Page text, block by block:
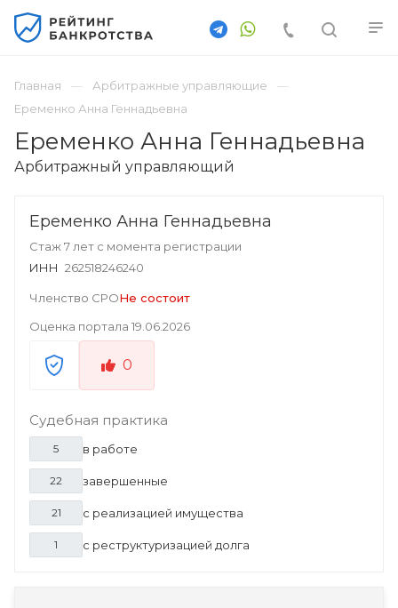
Главная
Арбитражные управляющие
Еременко Анна Геннадьевна
Еременко Анна Геннадьевна
Арбитражный управляющий
Еременко Анна Геннадьевна
Стаж 7 лет с момента регистрации
ИНН 262518246240
Членство СРОНе состоит
Оценка портала 19.06.2026
0
Судебная практика
5 в работе
22 завершенные
21 с реализацией имущества
1 с реструктуризацией долга